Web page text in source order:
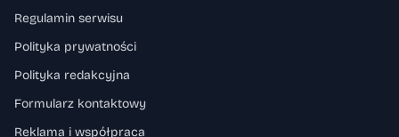
Regulamin serwisu
Polityka prywatności
Polityka redakcyjna
Formularz kontaktowy
Reklama i współpraca